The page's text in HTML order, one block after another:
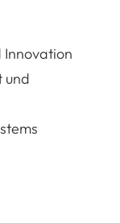
Innovation
und